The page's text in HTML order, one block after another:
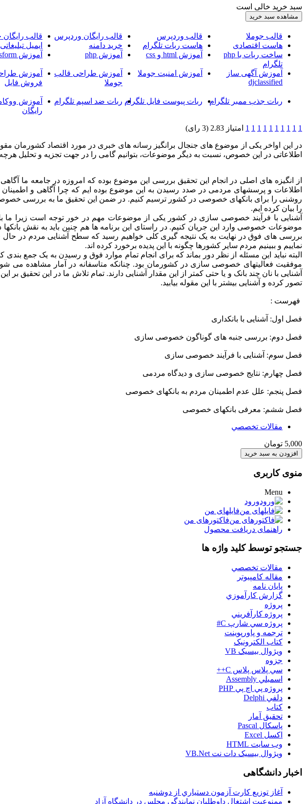
سبد خرید خالی است
قالب جوملا قالب وردپرس قالب رایگان وردپرس قالب رایگان
هاست اقتصادی
هاست ربات تلگرام خرید دامنه ایمیل تبلیغاتی
ساخت ربات با php
تلگرام
آموزش html و css آموزش php آموزش rsform جوملا
آموزش آگهی ساز
djclassified
آموزش امنیت جوملا
آموزش طراحی قالب
جوملا
آموزش
فروش فایل
ربات جذب ممبر تلگرام
ربات پیوست فایل تلگرام ربات ضد اسپم تلگرام
آموزش
رایگان
1
1
1
1
1
1
1
1
1
1 امتیاز 2.83 (3 رای)
در این اواخر یکی از موضوع های جنجال برانگیز رسانه های خبری در مورد اقتصاد
اطلاعاتی در این خصوص، نسبت به دیگر موضوعات، بتوانیم گامی را در جهت تجزیه و تحلیل
از انگیزه های اصلی در انجام این تحقیق بررسی این موضوع بوده که امروزه در جامعه ما
اطلاعات و پرسشهای مردمی در صدد رسیدن به این موضوع بوده ایم که چرا آگاهی و اطمینان
روشنی را برای بانکهای خصوصی در کشور ترسیم کنیم. در ضمن این تحقیق ما به بررسی
را بیان کرده ایم.
آشنایی با فرآیند خصوصی سازی در کشور یکی از موضوعات مهم در خور توجه است زیرا ما
موضوعات خصوصی وارد این جریان کنیم. در راستای این برنامه ها هم چنین باید به نقش
بررسی های فوق در نهایت به یک نتیجه گیری کلی خواهیم رسید که سطح آشنایی مردم در
نماییم و ببینیم مردم سایر کشورها چگونه با این پدیده برخورد کرده اند.
البته نباید این مسئله از نظر دور بماند که برای انجام تمام موارد فوق و رسیدن به یک جمع
موفقیت فعالیتهای خصوصی سازی در کشورمان بود. چنانکه متاسفانه در آمار مشاهده
آشنایی با نان چند بانک و یا حتی کمتر از این مقدار آشنایی دارند. تمام تلاش ما در این تحقیق
تصور کرده و آشنایی بیشتر با این مقوله بیابید.
فهرست :
فصل اول: آشنایی با بانکداری
فصل دوم: بررسی جنبه های گوناگون خصوصی سازی
فصل سوم: آشنایی با فرآیند خصوصی سازی
فصل چهارم: نتایج خصوصی سازی و دیدگاه مردمی
فصل پنجم: علل عدم اطمینان مردم به بانکهای خصوصی
فصل ششم: معرفی بانکهای خصوصی
مقالات تخصصي
5,000 تومان
منوی کاربری
Menu
ورود
فایلهای من
فاکتورهای من
راهنمای دریافت محصول
جستجو توسط کلید واژه ها
مقالات تخصصي
مقاله کامپیوتر
پایان نامه
گزارش کارآموزي
پروژه
پروژه کارآفريني
پروژه سي شارپ C#
ترجمه و پاورپوينت
کتاب الکترونيک
ويژوال بيسيک VB
جزوه
سي پلاس پلاس C++
اسمبلي Assembly
پروژه پي اچ پي PHP
دلفي Delphi
کتاب
تحقيق آمار
پاسکال Pascal
اکسل Excel
وب سايت HTML
ويژوال بيسيک دات نت VB.Net
اخبار دانشگاهی
آغاز توزيع کارت آزمون دستياري از دوشنبه
ممنوعيت اشتغال داوطلبان نمايندگي مجلس در دانشگاه آزاد